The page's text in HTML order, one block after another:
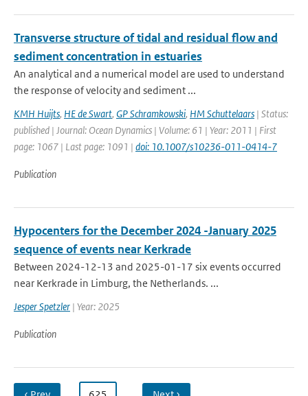
Transverse structure of tidal and residual flow and
sediment concentration in estuaries
An analytical and a numerical model are used to understand
the response of velocity and sediment ...
KMH Huijts, HE de Swart, GP Schramkowski, HM Schuttelaars | Status:
published | Journal: Ocean Dynamics | Volume: 61 | Year: 2011 | First
page: 1067 | Last page: 1091 | doi: 10.1007/s10236-011-0414-7
Publication
Hypocenters for the December 2024 -January 2025
sequence of events near Kerkrade
Between 2024-12-13 and 2025-01-17 six events occurred
near Kerkrade in Limburg, the Netherlands. ...
Jesper Spetzler | Year: 2025
Publication